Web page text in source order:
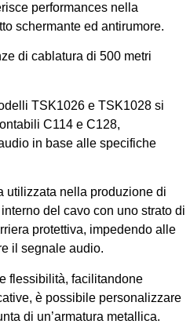
performances nella
schermante ed antirumore.
di cablatura di 500 metri
TSK1026 e TSK1028 si
C114 e C128,
in base alle specifiche
utilizzata nella produzione di
del cavo con uno strato di
protettiva, impedendo alle
il segnale audio.
flessibilità, facilitandone
è possibile personalizzare
di un’armatura metallica.